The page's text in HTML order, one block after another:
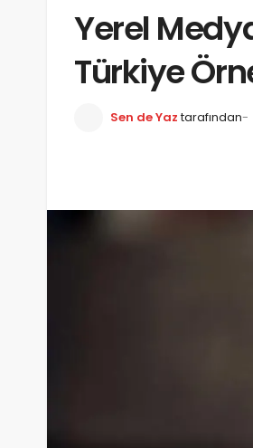
Yerel
Türkiye
Sen de Yaz tarafından